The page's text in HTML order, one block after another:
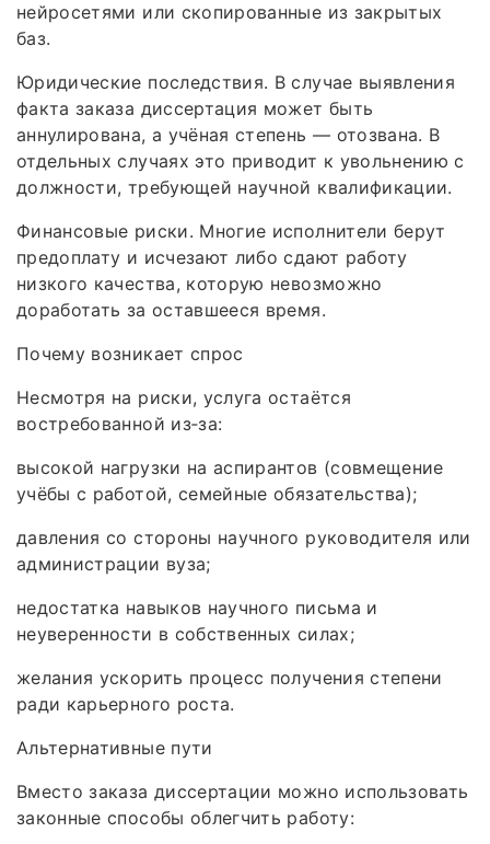
нейросетями или скопированные из закрытых
баз.
Юридические последствия. В случае выявления
факта заказа диссертация может быть
аннулирована, а учёная степень — отозвана. В
отдельных случаях это приводит к увольнению с
должности, требующей научной квалификации.
Финансовые риски. Многие исполнители берут
предоплату и исчезают либо сдают работу
низкого качества, которую невозможно
доработать за оставшееся время.
Почему возникает спрос
Несмотря на риски, услуга остаётся
востребованной из‑за:
высокой нагрузки на аспирантов (совмещение
учёбы с работой, семейные обязательства);
давления со стороны научного руководителя или
администрации вуза;
недостатка навыков научного письма и
неуверенности в собственных силах;
желания ускорить процесс получения степени
ради карьерного роста.
Альтернативные пути
Вместо заказа диссертации можно использовать
законные способы облегчить работу: